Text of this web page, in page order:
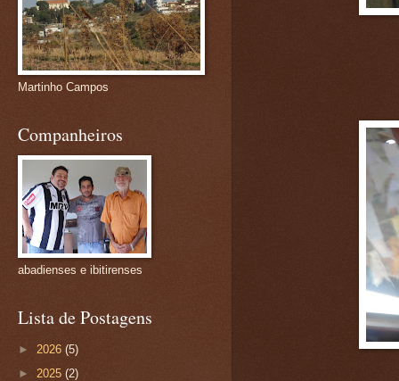
Martinho Campos
Companheiros
abadienses e ibitirenses
Lista de Postagens
► 2026 (5)
► 2025 (2)